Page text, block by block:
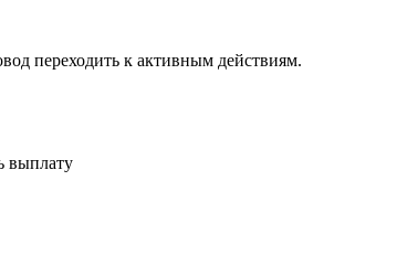
переходить к активным действиям.
выплату